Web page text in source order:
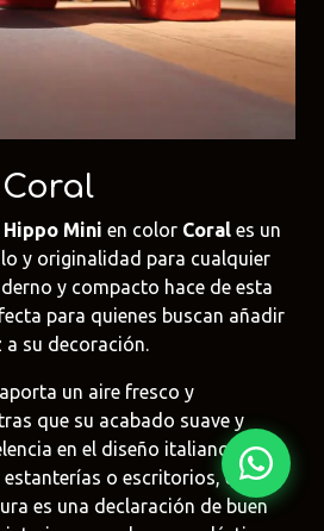
Mini en color Coral es un
y originalidad para cualquier
y compacto hace de esta
para quienes buscan añadir
su decoración.
un aire fresco y
que su acabado suave y
en el diseño italiano. Ideal
estanterías o escritorios, este
es una declaración de buen
Adriani e
Rubio
@piancauy